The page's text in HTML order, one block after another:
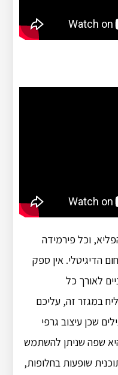
וכל פירמידה
הדיגיטלי. אין ספק
לאורך כל
במגזר זה, עליכם
שכן עיצוב גרפי
שפה שניתן להשתמש
שופעות בחלופות,